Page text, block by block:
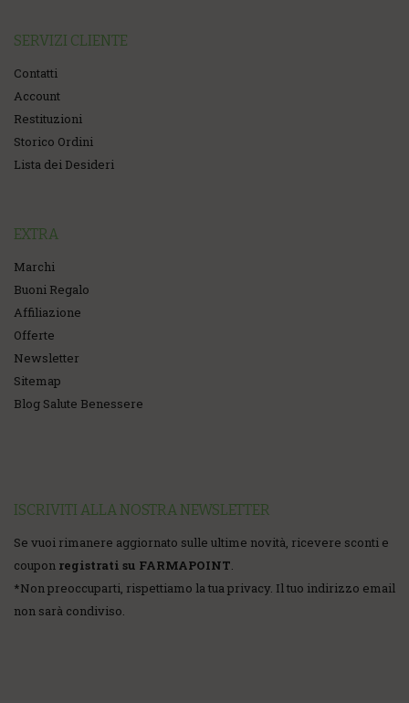
SERVIZI CLIENTE
Contatti
Account
Restituzioni
Storico Ordini
Lista dei Desideri
EXTRA
Marchi
Buoni Regalo
Affiliazione
Offerte
Newsletter
Sitemap
Blog Salute Benessere
ISCRIVITI ALLA NOSTRA NEWSLETTER
Se vuoi rimanere aggiornato sulle ultime novità, ricevere sconti e
coupon registrati su FARMAPOINT.
*Non preoccuparti, rispettiamo la tua privacy. Il tuo indirizzo email
non sarà condiviso.